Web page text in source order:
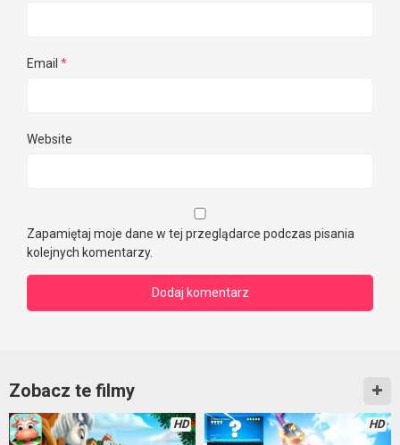
Email *
Website
Zapamiętaj moje dane w tej przeglądarce podczas pisania
kolejnych komentarzy.
Zobacz te filmy
HD HD